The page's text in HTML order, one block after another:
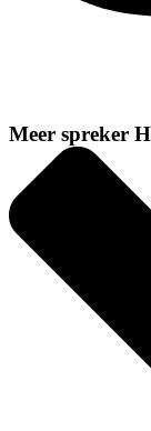
Meer spreker